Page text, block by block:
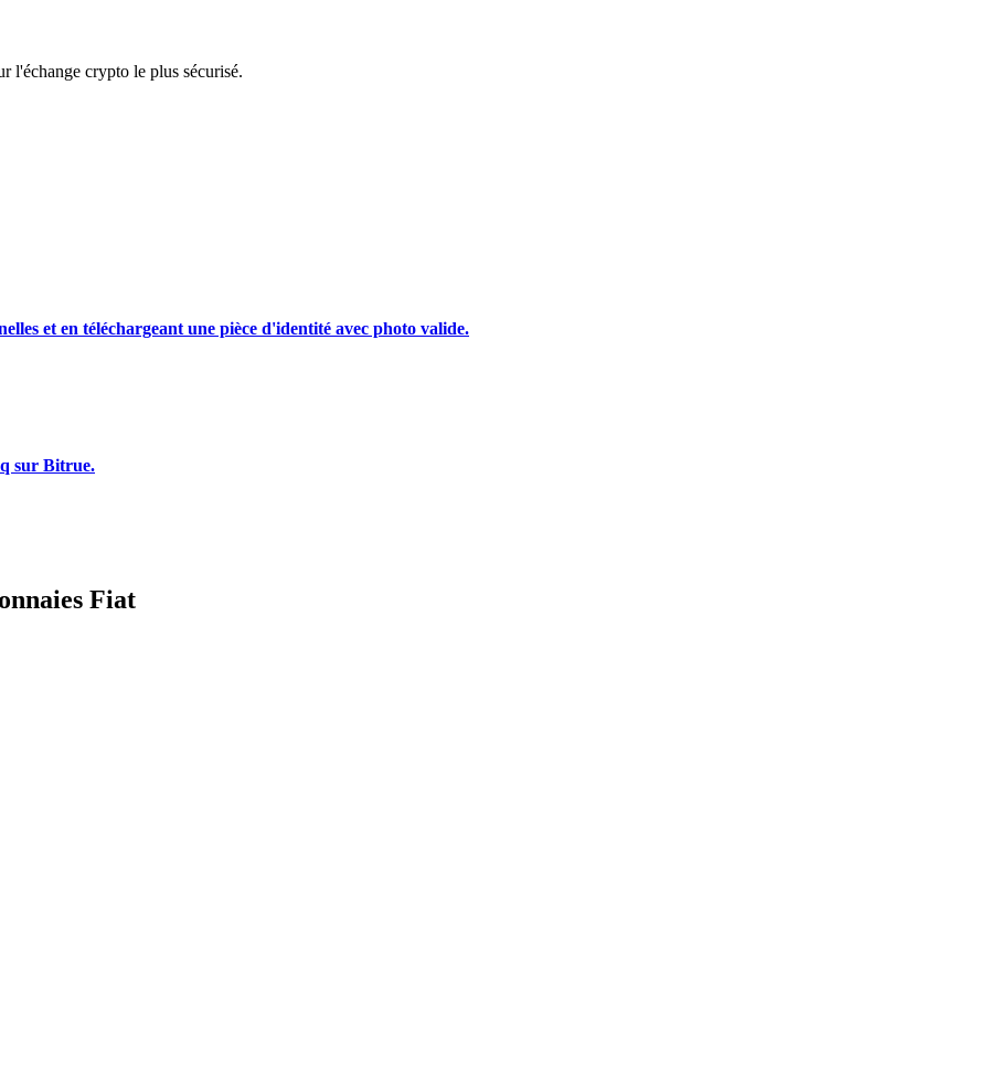
etc.
l'échange crypto le plus sécurisé.
et en téléchargeant une pièce d'identité avec photo valide.
sur Bitrue.
Fiat